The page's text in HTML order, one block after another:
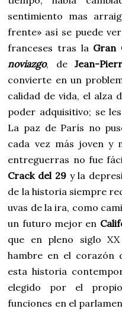
sentimiento mas
frente» así se puede
franceses tras la Gran
noviazgo, deJean-
convierte en un
calidad de vida, el alza
poder adquisitivo; se
La paz de París no
cada vez más joven y
entreguerras no fue
Crack del 29 y la
de la historia siempre
uvas de la ira, como
un futuro mejor en
que en pleno siglo
hambre en el corazón
esta historia
elegido por el
funciones en el